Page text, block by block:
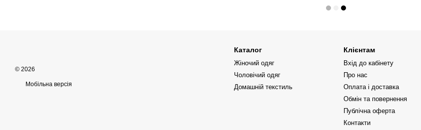
© 2026
Мобільна версія
Каталог
Жіночий одяг
Чоловічий одяг
Домашній текстиль
Клієнтам
Вхід до кабінету
Про нас
Оплата і доставка
Обмін та повернення
Публічна оферта
Контакти